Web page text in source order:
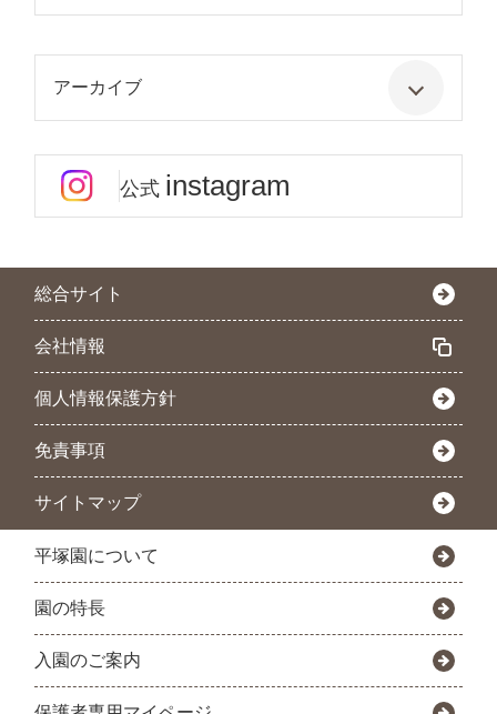
アーカイブ
公式 instagram
総合サイト
会社情報
個人情報保護方針
免責事項
サイトマップ
平塚園について
園の特長
入園のご案内